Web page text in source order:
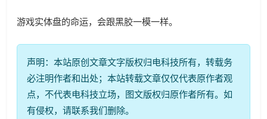
游戏实体盘的命运，会跟黑胶一模一样。
声明：本站原创文章文字版权归电科技所有，转载务
必注明作者和出处；本站转载文章仅仅代表原作者观
点，不代表电科技立场，图文版权归原作者所有。如
有侵权，请联系我们删除。